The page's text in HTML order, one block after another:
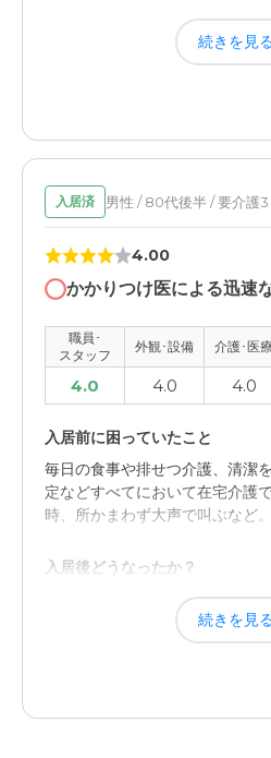
都心で便利で良かったが、新長
ーなど日常に必要な店が近くに
駅からは遠く、遠方からの訪問
続きを見
入居済 男性 / 80代後半 / 要介護3
4.00
かかりつけ医による迅速
職員･
スタッフ
外観･設備 介護･医
4.0 4.0 4.0
入居前に困っていたこと
毎日の食事や排せつ介護、清潔
定などすべてにおいて在宅介護
時、所かまわず大声で叫ぶなど。
入居後どうなったか？
いままで素人が在宅介護でおこ
お願いすることによって困難だ
されて本当に助かっている。
続きを見